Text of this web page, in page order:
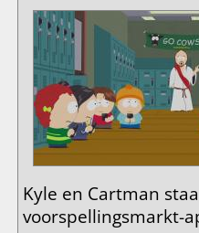
Kyle en Cartman
voorspellingsmarkt-